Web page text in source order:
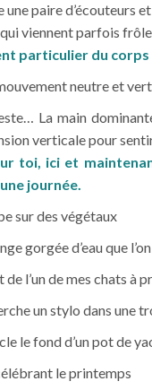
paire d’écouteurs
qui viennent parfois
particulier du corps
neutre et
La main
verticale pour
toi, ici et
journée.
sur des végétaux
gorgée d’eau que
de l’un de mes chats à
un stylo dans une
le fond d’un pot de
le printemps